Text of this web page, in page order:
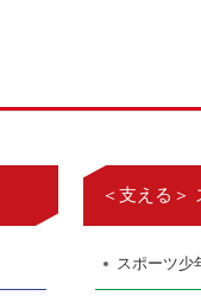
＜支える＞
スポーツ少